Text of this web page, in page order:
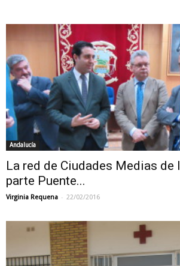
Andalucía
La red de Ciudades Medias de
parte Puente...
Virginia Requena - 22/02/2016